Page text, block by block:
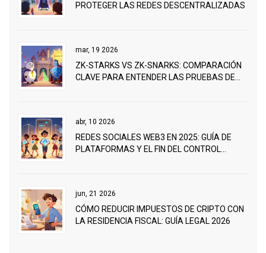
PROTEGER LAS REDES DESCENTRALIZADAS
mar, 19 2026
ZK-STARKS VS ZK-SNARKS: COMPARACIÓN
CLAVE PARA ENTENDER LAS PRUEBAS DE
abr, 10 2026
REDES SOCIALES WEB3 EN 2025: GUÍA DE
PLATAFORMAS Y EL FIN DEL CONTROL
jun, 21 2026
CÓMO REDUCIR IMPUESTOS DE CRIPTO CON
LA RESIDENCIA FISCAL: GUÍA LEGAL 2026